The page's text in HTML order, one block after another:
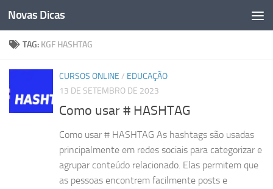
Skip to content
Novas Dicas
TAG: KGF HASHTAG
CURSOS ONLINE / EDUCAÇÃO
13 DE SETEMBRO DE 2023
Como usar # HASHTAG
Como usar # HASHTAG As hashtags são usadas
principalmente em redes sociais para categorizar e
agrupar conteúdo relacionado. Elas permitem que
as pessoas encontrem facilmente posts e